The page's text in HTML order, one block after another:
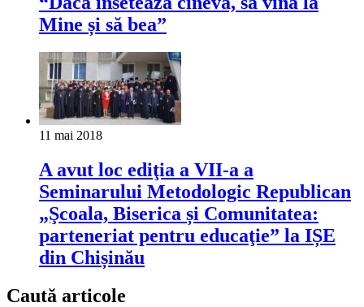
Mine și să bea”
11 mai 2018
A avut loc ediţia a VII-a a
Seminarului Metodologic Republican
„Şcoala, Biserica și Comunitatea:
parteneriat pentru educaţie” la IȘE
din Chișinău
Caută articole